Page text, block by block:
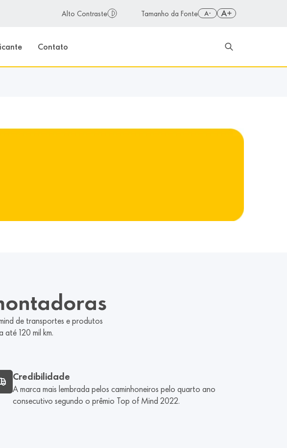
Alto Contraste Tamanho da Fonte
Contato
de transportes e produtos
120 mil km.
Credibilidade
A marca mais lembrada pelos caminhoneiros pelo quarto ano
consecutivo segundo o prêmio Top of Mind 2022.